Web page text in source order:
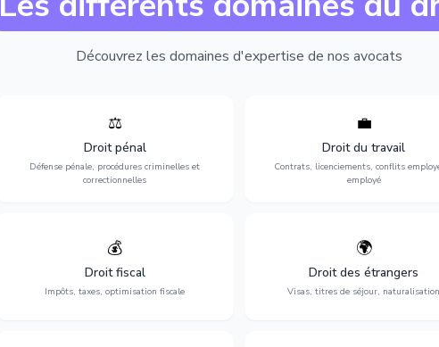
Découvrez les domaines d'expertise de nos avocats
⚖️
Droit pénal
Défense pénale, procédures criminelles et
correctionnelles
Expertise en matière pénale, de
l'assistance en garde à vue jusqu'au
procès, pour toute affaire correctionnelle
ou criminelle.
💼
Droit du travail
Contrats, licenciements, conflits
employé
Protection de vos droits au
contrats, licenciements,
discrimination et conflits avec
l'employeur.
💰
Droit fiscal
Impôts, taxes, optimisation fiscale
Optimisation de votre situation fiscale :
déclarations, contentieux, contrôles
fiscaux et planification.
🌍
Droit des étrangers
Visas, titres de séjour, naturalisation
Obtention de vos droits de séjour :
cartes de séjour, regroupement
naturalisation.